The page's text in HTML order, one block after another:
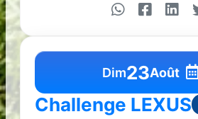
Dim23Août
Challenge LEXUS